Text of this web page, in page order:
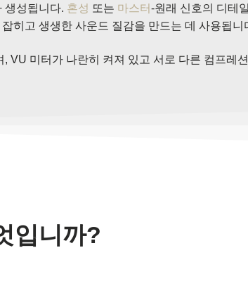
생성됩니다. 혼성 또는 마스터-원래 신호의 디테
잡히고 생생한 사운드 질감을 만드는 데 사용됩니
입니까?